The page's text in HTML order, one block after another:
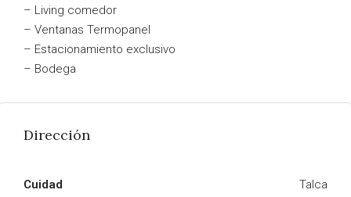
– Living comedor
– Ventanas Termopanel
– Estacionamiento exclusivo
– Bodega
Dirección
Cuidad Talca